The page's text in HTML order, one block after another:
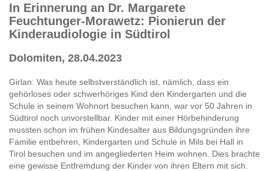
In Erinnerung an Dr. Margarete
Feuchtunger-Morawetz: Pionierun der
Kinderaudiologie in Südtirol
Dolomiten, 28.04.2023
Girlan: Was heute selbstverständlich ist, nämlich, dass ein
gehörloses oder schwerhöriges Kind den Kindergarten und die
Schule in seinem Wohnort besuchen kann, war vor 50 Jahren in
Südtirol noch unvorstellbar. Kinder mit einer Hörbehinderung
mussten schon im frühen Kindesalter aus Bildungsgründen ihre
Familie entbehren, Kindergarten und Schule in Mils bei Hall in
Tirol besuchen und im angegliederten Heim wohnen. Dies brachte
eine gewisse Entfremdung der Kinder von ihren Eltern mit sich.